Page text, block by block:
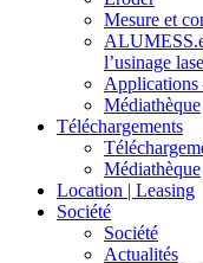
Mesure et
l’usinage
Applications
Médiathèque
Téléchargements
Médiathèque
Location | Leasing
Société
Société
Actualités